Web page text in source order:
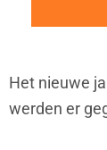
Het nieuwe
werden er